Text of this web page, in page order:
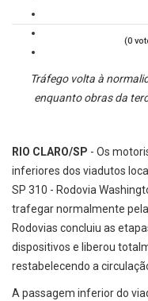
(0
Tráfego volta à
enquanto obras da
RIO CLARO/SP - Os
inferiores dos viadutos
SP 310 - Rodovia
trafegar normalmente
Rodovias concluiu as
dispositivos e liberou
restabelecendo a
A passagem inferior do